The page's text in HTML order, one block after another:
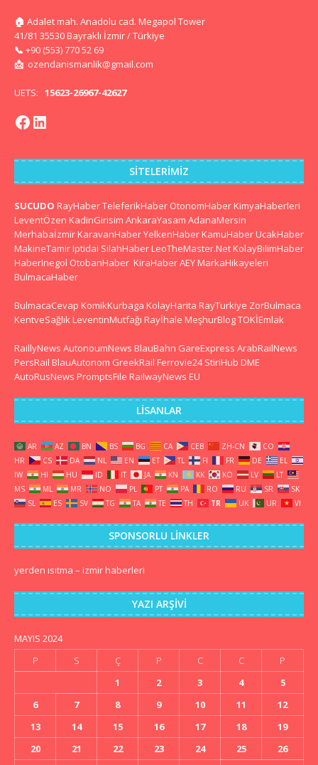
🏠 Adalet mah. Anadolu cad. Megapol Tower
41/81 35530 Bayraklı İzmir / Türkiye
📞 +90 (553) 770 52 69
📩 ozendanismanlik@gmail.com
UETS: 15623-26967-42627
SITELERIMIZ
SUCUDO RayHaberTeleferikHaber OtonomHaber KimyaHaberleri
LeventÖzen KadinGirisim AnkaraYasam AdanaMersin
Merhabaİzmir KaravanHaberYelkenHaber KamuHaber UcakHaber
MakineTamir Iptidai SilahHaber LeoTheMaster.Net KolayBilimHaber
HaberInegol OtobanHaber KiraHaberAEY MarkaHikayeleri
BulmacaHaber
BulmacaCevap KomikKurbaga KolayHarita RayTurkiye ZorBulmaca
KentveSağlık LeventinMutfağı Rayİhale MeşhurBlogTOKİEmlak
RaillyNews AutonoumNews BlauBahn GareExpress ArabRailNews
PersRail BlauAutonom GreekRail Ferrovie24 StiriHub DME
AutoRusNews PromptsFile RailwayNews EU
LISANLAR
AR AZ BN BS BG CA CEB ZH-CN
CO
HR
CS DA NL EN ET TL FI FR DE
EL
IW
HI HU ID IT JA KN KK KO LV
LT
MS
ML MR NO PL PT PA RO RU SR
SK
SL
ES SV TG TA TE TH TR UK UR VI
SPONSORLU LINKLER
yerden ısıtma – izmir haberleri
YAZI ARŞIVI
MAYIS 2024
P
S Ç P C C
P
1
2 3 4
5
6
7 8 9 10 11
12
13
14 15 16 17 18
19
20
21 22 23 24 25
26